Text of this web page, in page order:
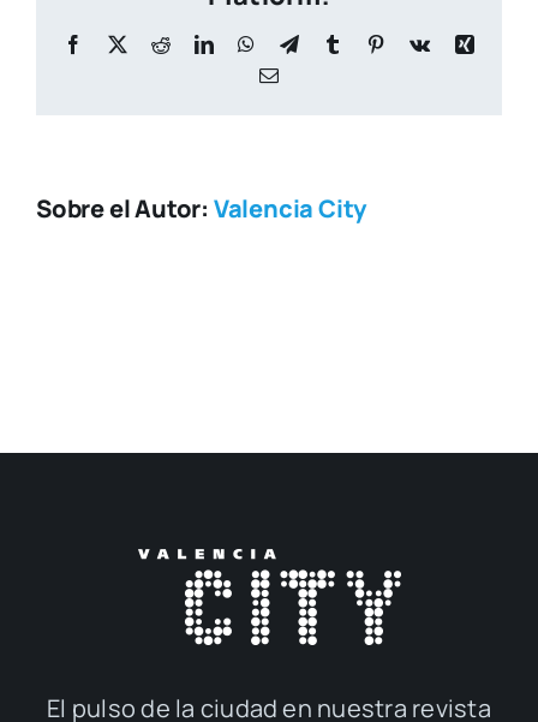
Facebook
X RedditLinkedInWhatsApp
TelegramTumblr Pinterest
Vk
Xing
Correo
Sobre el Autor: Valencia City
El pul­so de la ciu­dad en nues­tra revis­ta